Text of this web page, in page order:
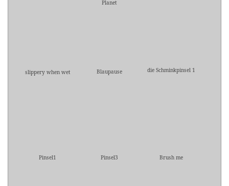
Planet
slippery when wet Blaupause die Schminkpinsel 1
Pinsel1 Pinsel3 Brush me